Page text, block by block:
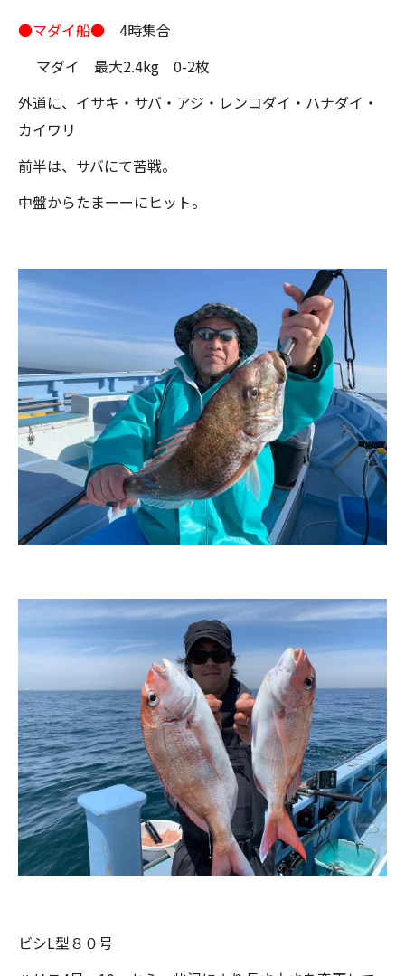
●マダイ船● 4時集合
マダイ 最大2.4kg 0-2枚
外道に、イサキ・サバ・アジ・レンコダイ・ハナダイ・
カイワリ
前半は、サバにて苦戦。
中盤からたまーーにヒット。
ビシL型８０号